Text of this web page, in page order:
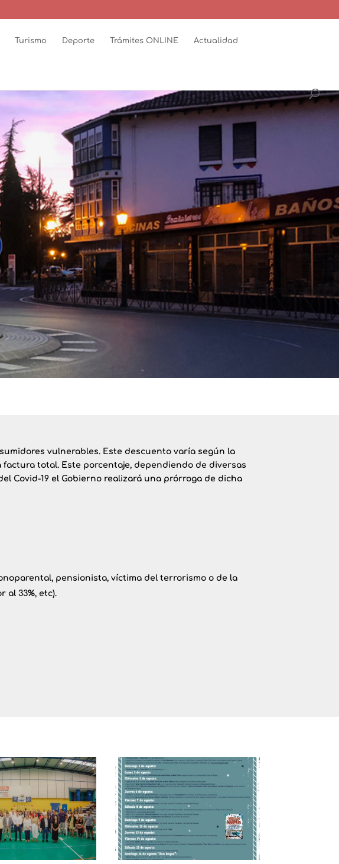
Turismo Deporte Trámites ONLINE Actualidad
vulnerables. Este descuento varía según la
factura total. Este porcentaje, dependiendo de diversas
Covid-19 el Gobierno realizará una prórroga de dicha
pensionista, víctima del terrorismo o de la
al 33%, etc).